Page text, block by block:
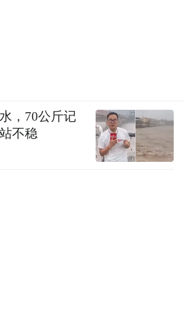
，70公斤记
不稳